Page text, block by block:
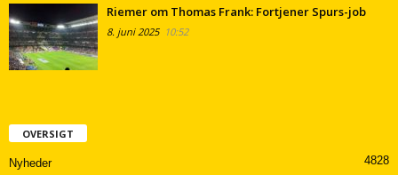
Riemer om Thomas Frank: Fortjener Spurs-job
8. juni 202510:52
OVERSIGT
Nyheder 4828